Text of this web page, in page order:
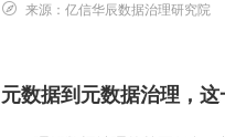
来源： 亿信华辰数据治理研究院
元数据到元数据治理，